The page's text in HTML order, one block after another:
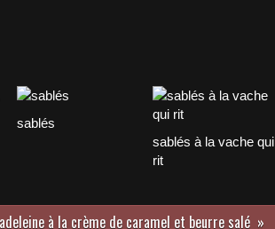
sablés
sablés à la vache qui
rit
à la crème de caramel et beurre salé